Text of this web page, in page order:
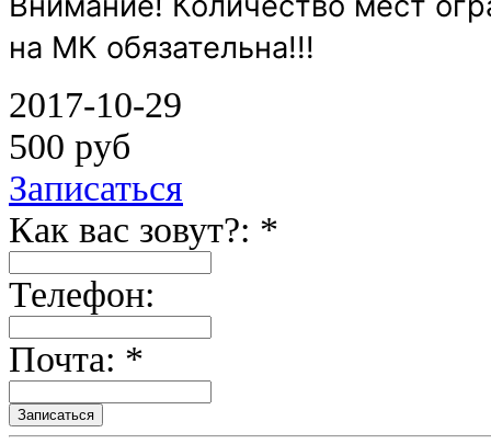
на МК обязательна!!!
2017-10-29
500 руб
Записаться
Как вас зовут?: *
Телефон:
Почта: *